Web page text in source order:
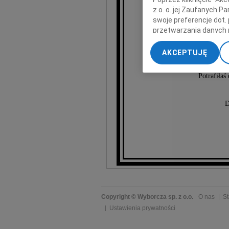
Zofię
Copyright © Wyborcza sp. z o.o. O nas
Ustawienia prywatności
z o. o. jej Zaufanych
swoje preferencje dot.
przetwarzania danych
„Ustawienia
My, nasi Zaufani
dokładnych danych
Przechowywanie
AKCEPTUJĘ